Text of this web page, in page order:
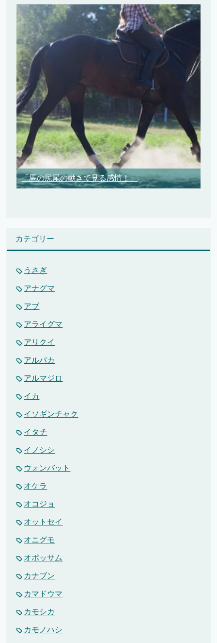
「馬の尻尾の動きで見る感情！」
カテゴリー
うさぎ
アナグマ
アブ
アライグマ
アリクイ
アルパカ
アルマジロ
イカ
イソギンチャク
イタチ
イノシシ
ウォンバット
オケラ
オコジョ
オットセイ
オニグモ
オポッサム
カナブン
カマドウマ
カモシカ
カモノハシ